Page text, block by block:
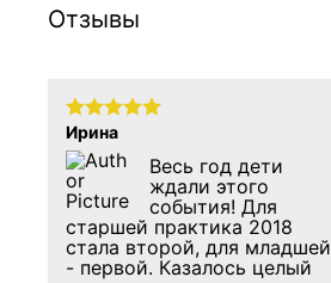
Отзывы
Ирина
Весь год дети
ждали этого
события! Для
старшей практика 2018
стала второй, для младшей
- первой. Казалось целый